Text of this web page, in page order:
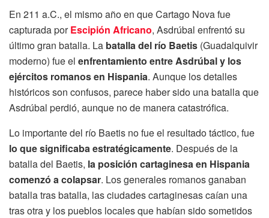
En 211 a.C., el mismo año en que Cartago Nova fue
capturada porEscipión Africano, Asdrúbal enfrentó su
último gran batalla. La batalla del río Baetis (Guadalquivir
moderno) fue el enfrentamiento entre Asdrúbal y los
ejércitos romanos en Hispania. Aunque los detalles
históricos son confusos, parece haber sido una batalla que
Asdrúbal perdió, aunque no de manera catastrófica.
Lo importante del río Baetis no fue el resultado táctico, fue
lo que significaba estratégicamente. Después de la
batalla del Baetis, la posición cartaginesa en Hispania
comenzó a colapsar. Los generales romanos ganaban
batalla tras batalla, las ciudades cartaginesas caían una
tras otra y los pueblos locales que habían sido sometidos